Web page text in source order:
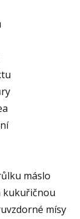
máslo
kukuřičnou
mísy